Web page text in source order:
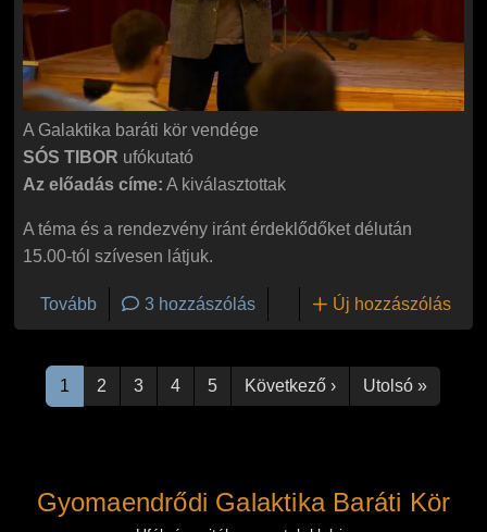
A Galaktika baráti kör vendége
SÓS TIBOR ufókutató
Az előadás címe: A kiválasztottak
A téma és a rendezvény iránt érdeklődőket délután
15.00-tól szívesen látjuk.
Tovább(A kiválasztottak)
3 hozzászólás Új hozzászólás
1
2 3 4 5 Következő ›Következő oldal
Utolsó »Utolsó
Gyomaendrődi Galaktika Baráti Kör